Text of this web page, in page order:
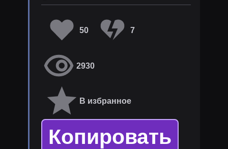
50 7
2930
В избранное
Копировать